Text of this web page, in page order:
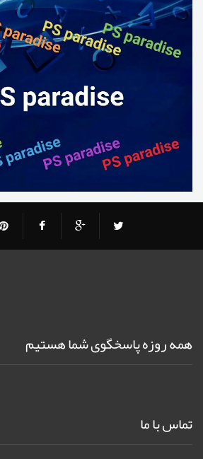
همه روزه پاسخگوی شما هستیم
تماس با ما